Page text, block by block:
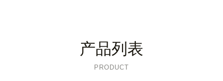
产品列表
PRODUCT